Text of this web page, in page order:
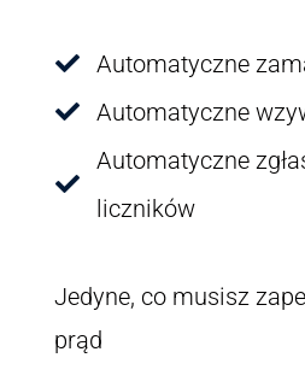
 Automatyczne
 Automatyczne

Automatyczne
liczników
Jedyne, co musisz
prąd